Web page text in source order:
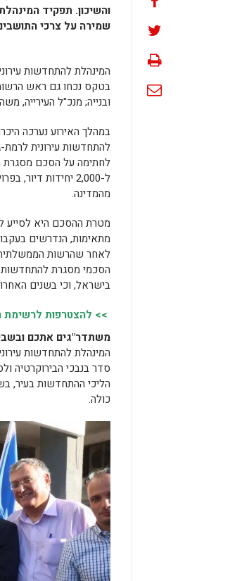
והשיכון. תפקיד
שמירה על צרכי
המינהלת להתחדשות
בטקס נכחו גם ראש
ובנייה; מנכ"ל העירייה,
במהלך האירוע נערכה
להתחדשות עירונית
לחתימה על הסכם מסגרת
ל-2,000 יחידות
מהמדינה.
מטרת ההסכם היא לסייע
מתאימות, הנדרשים
לאחר שהרשות הממשלתית
הסכמי מסגרת להתחדשות
בישראל, וכי בשנים
>> להצטרפות לרשימת
משתדר"גים אתכם
המינהלת להתחדשות
סדר בנבכי הבירוקרטיה
הליכי ההתחדשות בעיר,
כולה.